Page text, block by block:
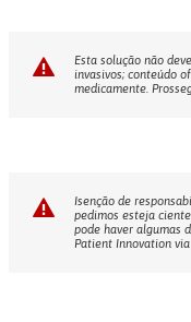
Esta solução não
invasivos; conteúdo
medicamente.
Isenção de
pedimos esteja
pode haver algumas
Patient Innovation via